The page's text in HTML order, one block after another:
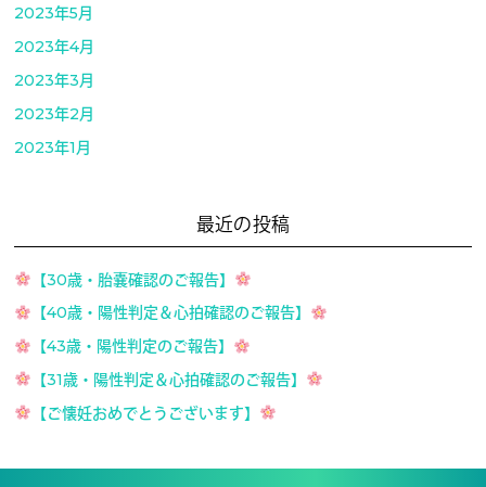
2023年5月
2023年4月
2023年3月
2023年2月
2023年1月
最近の投稿
【30歳・胎嚢確認のご報告】
【40歳・陽性判定＆心拍確認のご報告】
【43歳・陽性判定のご報告】
【31歳・陽性判定＆心拍確認のご報告】
【ご懐妊おめでとうございます】